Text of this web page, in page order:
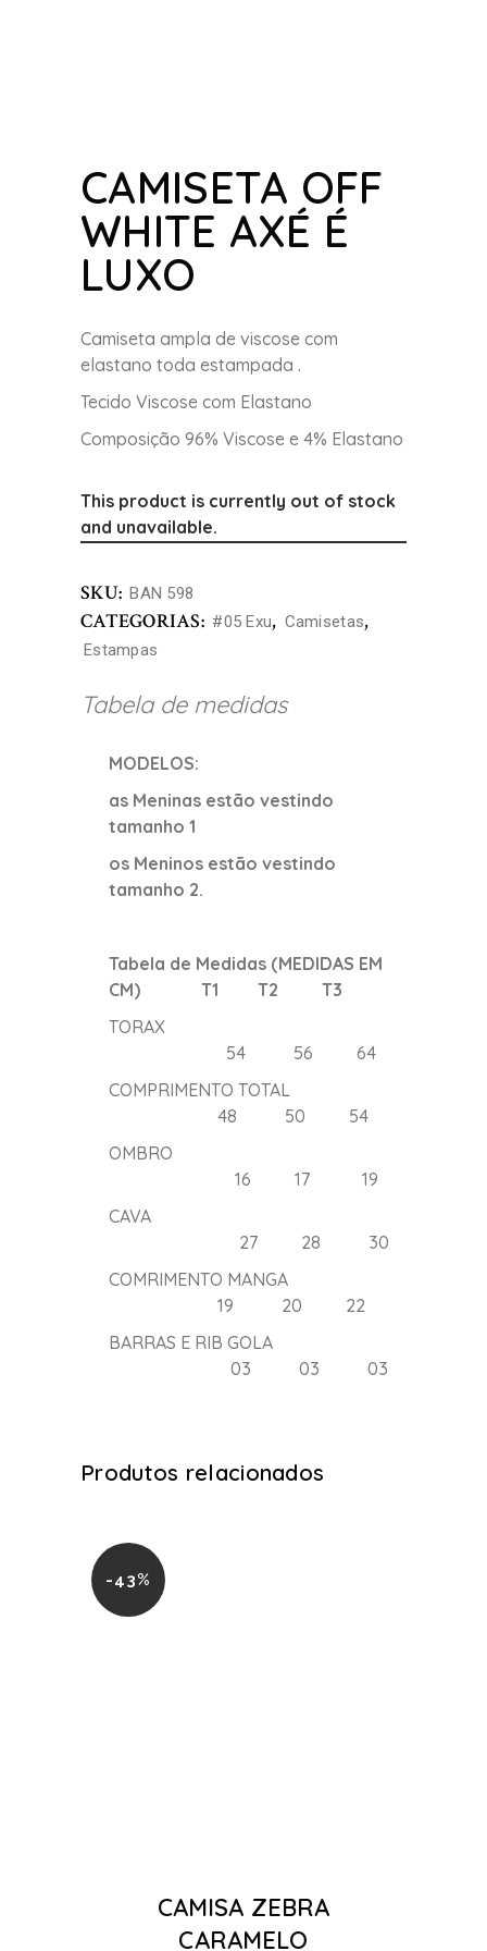
CAMISETA OFF
WHITE AXÉ É
LUXO
Camiseta ampla de viscose com
elastano toda estampada .
Tecido Viscose com Elastano
Composição 96% Viscose e 4% Elastano
This product is currently out of stock
and unavailable.
SKU: BAN 598
CATEGORIAS: #05 Exu, Camisetas,
Estampas
Tabela de medidas
MODELOS:
as Meninas estão vestindo
tamanho 1
os Meninos estão vestindo
tamanho 2.
Tabela de Medidas (MEDIDAS EM
CM) T1 T2 T3
TORAX
54 56 64
COMPRIMENTO TOTAL
48 50 54
OMBRO
16 17 19
CAVA
27 28 30
COMRIMENTO MANGA
19 20 22
BARRAS E RIB GOLA
03 03 03
Produtos relacionados
-43%
CAMISA ZEBRA
CARAMELO